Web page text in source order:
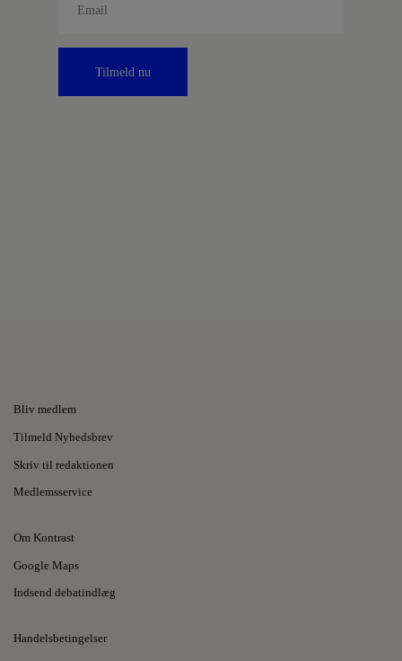
Tilmeld nu
Bliv medlem
Tilmeld Nyhedsbrev
Skriv til redaktionen
Medlemsservice
Om Kontrast
Google Maps
Indsend debatindlæg
Handelsbetingelser